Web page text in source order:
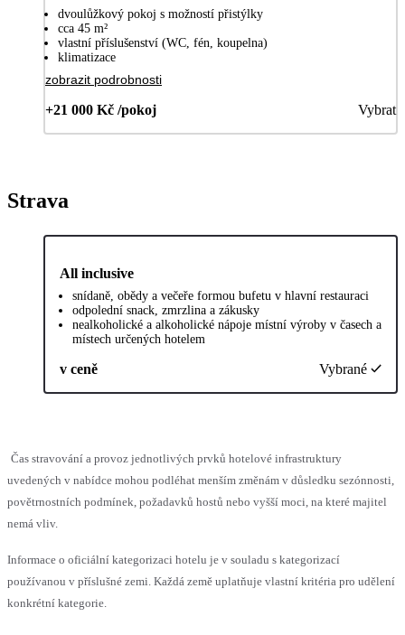
dvoulůžkový pokoj s možností přistýlky
cca 45 m²
vlastní příslušenství (WC, fén, koupelna)
klimatizace
zobrazit podrobnosti
+21 000 Kč /pokoj Vybrat
Strava
All inclusive
snídaně, obědy a večeře formou bufetu v hlavní restauraci
odpolední snack, zmrzlina a zákusky
nealkoholické a alkoholické nápoje místní výroby v časech a
místech určených hotelem
v ceně Vybrané
Čas stravování a provoz jednotlivých prvků hotelové infrastruktury
uvedených v nabídce mohou podléhat menším změnám v důsledku sezónnosti,
povětrnostních podmínek, požadavků hostů nebo vyšší moci, na které majitel
nemá vliv.
Informace o oficiální kategorizaci hotelu je v souladu s kategorizací
používanou v příslušné zemi. Každá země uplatňuje vlastní kritéria pro udělení
konkrétní kategorie.